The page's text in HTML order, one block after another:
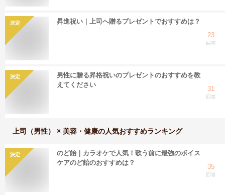
決定
昇進祝い｜上司へ贈るプレゼントでおすすめは？
23
回答
決定
男性に贈る昇格祝いのプレゼントのおすすめを教
えてください
31
回答
上司（男性） × 美容・健康の人気おすすめランキング
決定
のど飴｜カラオケで人気！歌う前に最強のボイス
ケアのど飴のおすすめは？
35
回答